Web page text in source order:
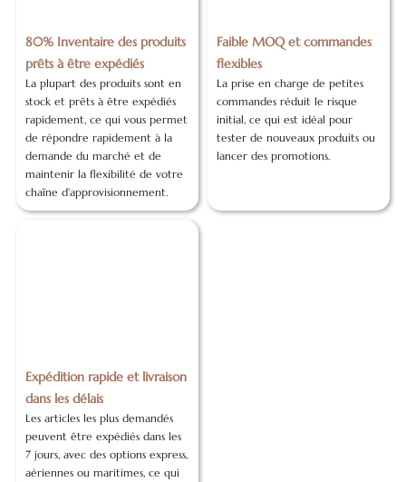
80% Inventaire des produits
prêts à être expédiés
La plupart des produits sont en
stock et prêts à être expédiés
rapidement, ce qui vous permet
de répondre rapidement à la
demande du marché et de
maintenir la flexibilité de votre
chaîne d'approvisionnement.
Faible MOQ et commandes
flexibles
La prise en charge de petites
commandes réduit le risque
initial, ce qui est idéal pour
tester de nouveaux produits ou
lancer des promotions.
Expédition rapide et livraison
dans les délais
Les articles les plus demandés
peuvent être expédiés dans les
7 jours, avec des options express,
aériennes ou maritimes, ce qui